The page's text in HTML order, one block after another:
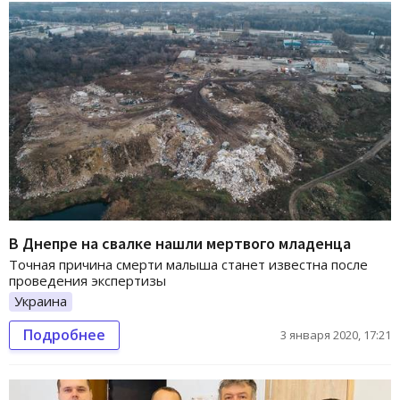
В Днепре на свалке нашли мертвого младенца
Точная причина смерти малыша станет известна после
проведения экспертизы
Украина
Подробнее 3 января 2020, 17:21